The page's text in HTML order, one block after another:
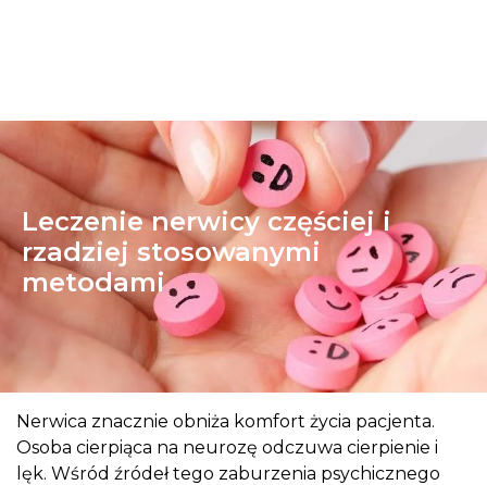
Leczenie nerwicy częściej i
rzadziej stosowanymi
metodami
Nerwica znacznie obniża komfort życia pacjenta.
Osoba cierpiąca na neurozę odczuwa cierpienie i
lęk. Wśród źródeł tego zaburzenia psychicznego